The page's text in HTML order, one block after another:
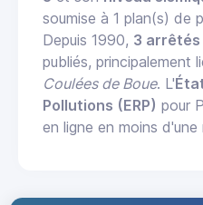
soumise à 1 plan(s) de
Depuis 1990, 3 arrêtés
publiés, principalement
Coulées de Boue. L'
Pollutions (ERP) pour
en ligne en moins d'une